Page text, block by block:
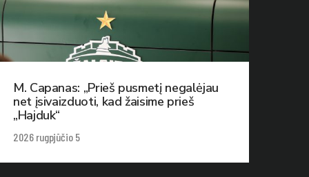
M. Capanas: „Prieš pusmetį negalėjau
net įsivaizduoti, kad žaisime prieš
„Hajduk“
2026 rugpjūčio 5